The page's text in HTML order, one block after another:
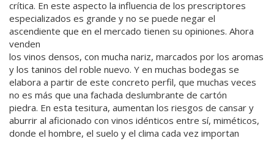
crítica. En este aspecto la influencia de los prescriptores
especializados es grande y no se puede negar el
ascendiente que en el mercado tienen su opiniones. Ahora
venden
los vinos densos, con mucha nariz, marcados por los aromas
y los taninos del roble nuevo. Y en muchas bodegas se
elabora a partir de este concreto perfil, que muchas veces
no es más que una fachada deslumbrante de cartón
piedra. En esta tesitura, aumentan los riesgos de cansar y
aburrir al aficionado con vinos idénticos entre sí, miméticos,
donde el hombre, el suelo y el clima cada vez importan